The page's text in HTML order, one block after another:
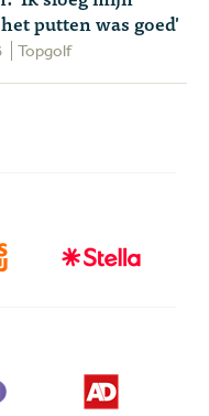
putten was goed'
Topgolf